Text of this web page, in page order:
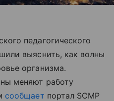
педагогического
выяснить, как волны
организма.
меняют работу
сообщает портал SCMP